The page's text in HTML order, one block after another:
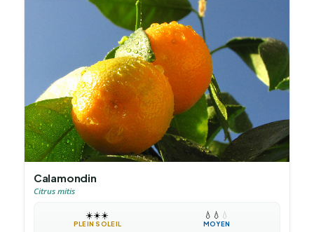
Calamondin
Citrus mitis
☀️☀️☀️
PLEIN SOLEIL
💧 💧 💧
MOYEN